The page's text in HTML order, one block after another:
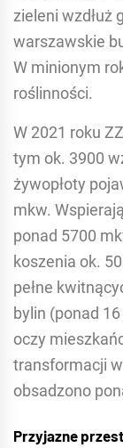
zieleni wzdłuż
warszawskie
W minionym
roślinności.
W 2021 roku
tym ok. 3900
żywopłoty
mkw.
ponad 5700
koszenia ok.
pełne
bylin (ponad
oczy
transformacji
obsadzono
Przyjazne